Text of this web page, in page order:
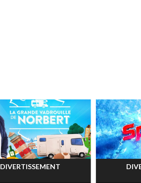
DIVERTISSEMENT